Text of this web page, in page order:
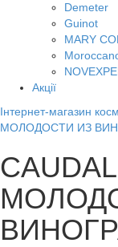
Demeter
Guinot
MARY
Акції
Інтернет-магазин
МОЛОДОСТИ ИЗ